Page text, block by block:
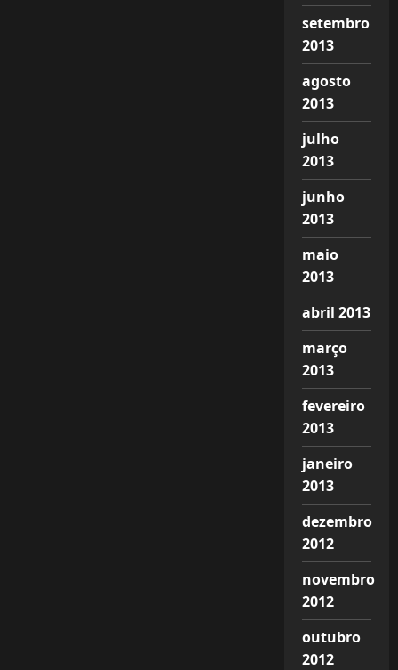
setembro
2013
agosto
2013
julho
2013
junho
2013
maio
2013
abril 2013
março
2013
fevereiro
2013
janeiro
2013
dezembro
2012
novembro
2012
outubro
2012